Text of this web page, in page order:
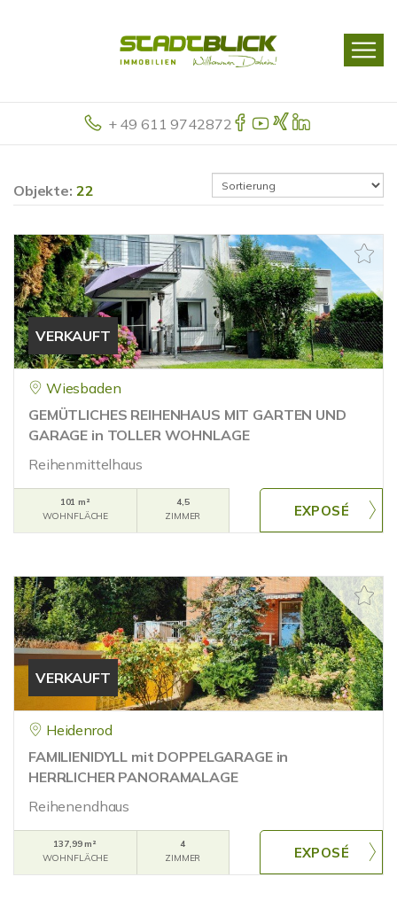
+ 49 611 9742872
Objekte: 22
VERKAUFT
Wiesbaden
GEMÜTLICHES REIHENHAUS MIT GARTEN UND
GARAGE in TOLLER WOHNLAGE
Reihenmittelhaus
101 m²
WOHNFLÄCHE
4,5
ZIMMER
VERKAUFT
Heidenrod
FAMILIENIDYLL mit DOPPELGARAGE in
HERRLICHER PANORAMALAGE
Reihenendhaus
137,99 m²
WOHNFLÄCHE
4
ZIMMER